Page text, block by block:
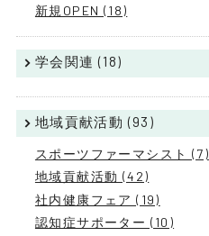
新規OPEN (18)
学会関連 (18)
地域貢献活動 (93)
スポーツファーマシスト (7)
地域貢献活動 (42)
社内健康フェア (19)
認知症サポーター (10)